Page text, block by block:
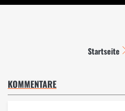
Startseite
KOMMENTARE